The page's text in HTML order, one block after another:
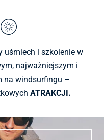
uśmiech i szkolenie w
najważniejszym i
na windsurfingu –
ATRAKCJI.